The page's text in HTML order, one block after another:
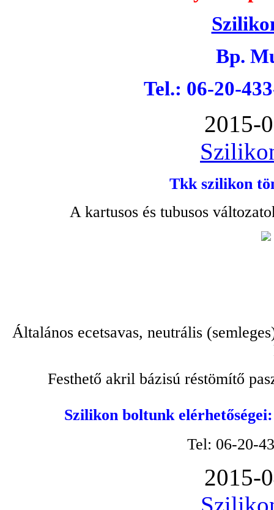
Bp.
Tel.: 06-20-
2015-
Tkk szilikon
A kartusos és tubusos
Általános ecetsavas, neutrális
Festhető akril bázisú réstömítő
Szilikon boltunk
Tel: 06-20-
2015-